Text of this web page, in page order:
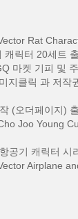
Rat
캐릭터 20세트
마켓 기피 및
지클릭 과 저작
(오더페이지)
Joo Young
공기 캐릭터 시
Airplane